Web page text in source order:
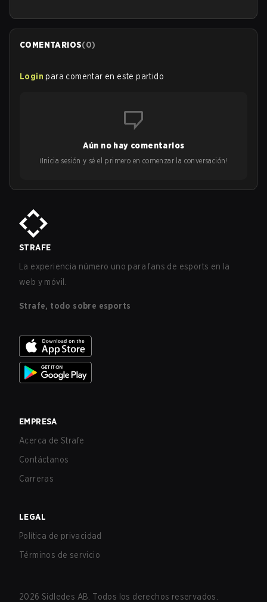
COMENTARIOS(0)
Login para comentar en este partido
Aún no hay comentarios
¡Inicia sesión y sé el primero en comenzar la conversación!
STRAFE
La experiencia número uno para fans de esports en la
web y móvil.
Strafe, todo sobre esports
EMPRESA
Acerca de Strafe
Contáctanos
Carreras
LEGAL
Política de privacidad
Términos de servicio
2026 Sidledes AB. Todos los derechos reservados.